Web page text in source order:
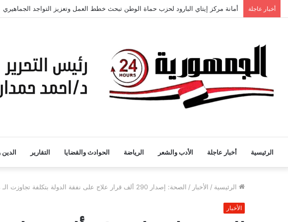
أخبار عاجلة
أمانة مركز إيتاي البارود لحزب حماة الوطن تبحث خطط العمل وتعزيز التواجد الجماهيري
الرئيسية أخبار عاجلة الأدب والشعر الرياضة الحوادث والقضايا التقارير الدين
الرئيسية / الأخبار / الصحة: إصدار 290 ألف قرار علاج على نفقة الدولة بتكلفة تجاوزت الـ مليار و 713 مليون جنيه
الأخبار